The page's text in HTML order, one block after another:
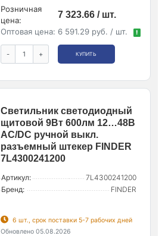
Розничная
цена:
7 323.66 / шт.
Оптовая цена: 6 591.29 руб. / шт. !
- + КУПИТЬ
Светильник светодиодный
щитовой 9Вт 600лм 12…48В
AC/DC ручной выкл.
разъемный штекер FINDER
7L4300241200
Артикул:
7L4300241200
Бренд:
FINDER
6 шт., срок поставки 5-7 рабочих дней
Обновлено 05.08.2026